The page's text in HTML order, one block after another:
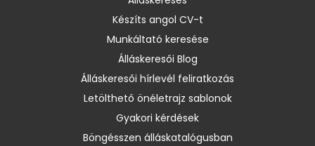
Készíts angol CV-t
Munkáltató keresése
Álláskeresői Blog
Álláskeresői hírlevél feliratkozás
Letölthető önéletrajz sablonok
Gyakori kérdések
Böngésszen álláskatalógusban